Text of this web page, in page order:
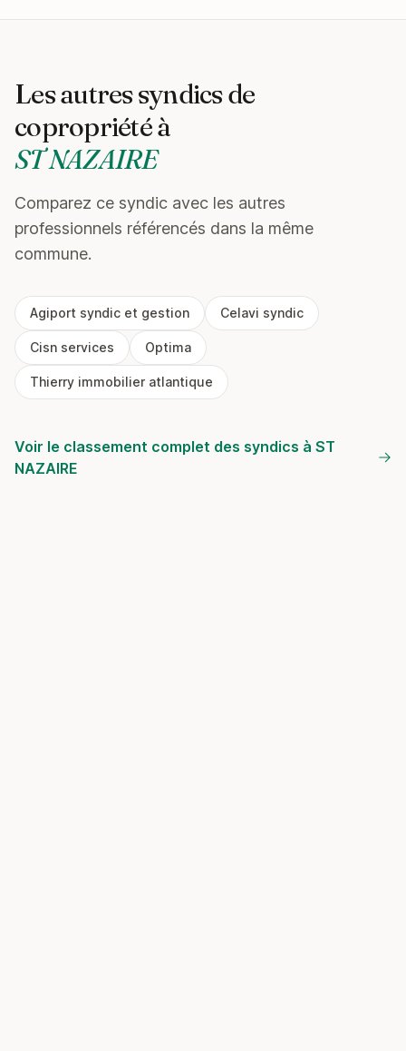
Les autres syndics de
copropriété à
ST NAZAIRE
Comparez ce syndic avec les autres
professionnels référencés dans la même
commune.
Agiport syndic et gestion Celavi syndic
Cisn services Optima
Thierry immobilier atlantique
Voir le classement complet des syndics à ST
NAZAIRE